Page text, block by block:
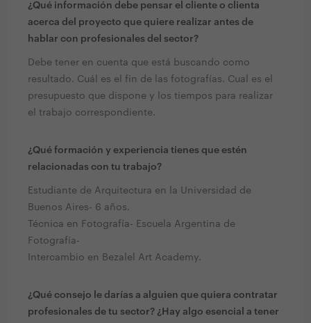
¿Qué información debe pensar el cliente o clienta
acerca del proyecto que quiere realizar antes de
hablar con profesionales del sector?
Debe tener en cuenta que está buscando como
resultado. Cuál es el fin de las fotografías. Cual es el
presupuesto que dispone y los tiempos para realizar
el trabajo correspondiente.
¿Qué formación y experiencia tienes que estén
relacionadas con tu trabajo?
Estudiante de Arquitectura en la Universidad de
Buenos Aires- 6 años.
Técnica en Fotografía- Escuela Argentina de
Fotografía-
Intercambio en Bezalel Art Academy.
¿Qué consejo le darías a alguien que quiera contratar
profesionales de tu sector? ¿Hay algo esencial a tener